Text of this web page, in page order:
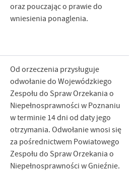
oraz pouczając o prawie do
wniesienia ponaglenia.
Od orzeczenia przysługuje
odwołanie do Wojewódzkiego
Zespołu do Spraw Orzekania o
Niepełnosprawności w Poznaniu
w terminie 14 dni od daty jego
otrzymania. Odwołanie wnosi się
za pośrednictwem Powiatowego
Zespołu do Spraw Orzekania o
Niepełnosprawności w Gnieźnie.